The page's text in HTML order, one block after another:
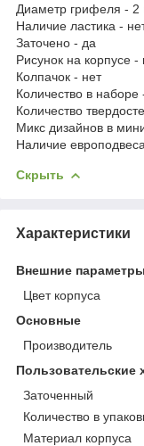
Диаметр грифеля -
Наличие ластика -
Заточено - да
Рисунок на корпусе -
Колпачок - нет
Количество в наборе
Количество
Микс дизайнов в
Наличие
Скрыть
Характеристики
Внешние параметры
Цвет корпуса
Основные
Производитель
Пользовательские
Заточенный
Количество в
Материал корпуса